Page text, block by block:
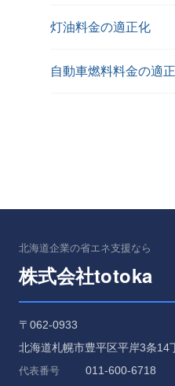
灯油料金の適正化
自動車燃料料金の適
北海道企業の省エネ支援なら
株式会社totoka
〒062-0933
北海道札幌市豊平区平岸3条14
代表番号 011-600-6718